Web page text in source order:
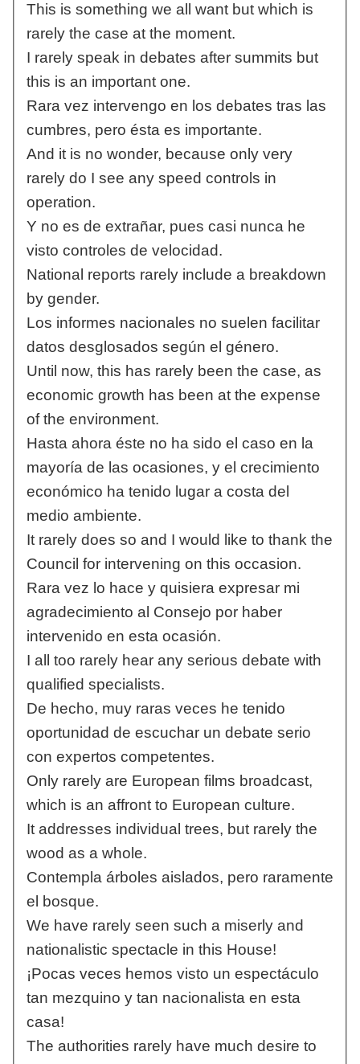
This is something we all want but which is
rarely the case at the moment.
I rarely speak in debates after summits but
this is an important one.
Rara vez intervengo en los debates tras las
cumbres, pero ésta es importante.
And it is no wonder, because only very
rarely do I see any speed controls in
operation.
Y no es de extrañar, pues casi nunca he
visto controles de velocidad.
National reports rarely include a breakdown
by gender.
Los informes nacionales no suelen facilitar
datos desglosados según el género.
Until now, this has rarely been the case, as
economic growth has been at the expense
of the environment.
Hasta ahora éste no ha sido el caso en la
mayoría de las ocasiones, y el crecimiento
económico ha tenido lugar a costa del
medio ambiente.
It rarely does so and I would like to thank the
Council for intervening on this occasion.
Rara vez lo hace y quisiera expresar mi
agradecimiento al Consejo por haber
intervenido en esta ocasión.
I all too rarely hear any serious debate with
qualified specialists.
De hecho, muy raras veces he tenido
oportunidad de escuchar un debate serio
con expertos competentes.
Only rarely are European films broadcast,
which is an affront to European culture.
It addresses individual trees, but rarely the
wood as a whole.
Contempla árboles aislados, pero raramente
el bosque.
We have rarely seen such a miserly and
nationalistic spectacle in this House!
¡Pocas veces hemos visto un espectáculo
tan mezquino y tan nacionalista en esta
casa!
The authorities rarely have much desire to